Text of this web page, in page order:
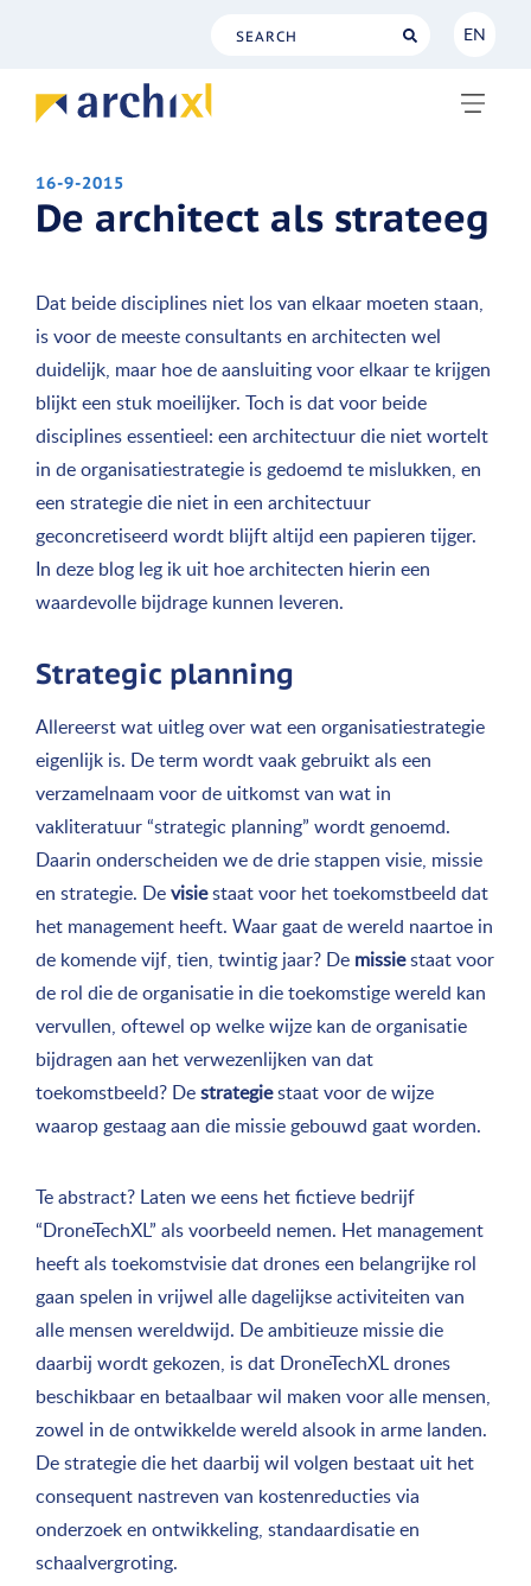
EN
16-9-2015
De architect als strateeg
Dat beide disciplines niet los van elkaar moeten staan,
is voor de meeste consultants en architecten wel
duidelijk, maar hoe de aansluiting voor elkaar te krijgen
blijkt een stuk moeilijker. Toch is dat voor beide
disciplines essentieel: een architectuur die niet wortelt
in de organisatiestrategie is gedoemd te mislukken, en
een strategie die niet in een architectuur
geconcretiseerd wordt blijft altijd een papieren tijger.
In deze blog leg ik uit hoe architecten hierin een
waardevolle bijdrage kunnen leveren.
Strategic planning
Allereerst wat uitleg over wat een organisatiestrategie
eigenlijk is. De term wordt vaak gebruikt als een
verzamelnaam voor de uitkomst van wat in
vakliteratuur “strategic planning” wordt genoemd.
Daarin onderscheiden we de drie stappen visie, missie
en strategie. Devisiestaat voor het toekomstbeeld dat
het management heeft. Waar gaat de wereld naartoe in
de komende vijf, tien, twintig jaar? De missiestaat voor
de rol die de organisatie in die toekomstige wereld kan
vervullen, oftewel op welke wijze kan de organisatie
bijdragen aan het verwezenlijken van dat
toekomstbeeld? Destrategiestaat voor de wijze
waarop gestaag aan die missie gebouwd gaat worden.
Te abstract? Laten we eens het fictieve bedrijf
“DroneTechXL” als voorbeeld nemen. Het management
heeft als toekomstvisie dat drones een belangrijke rol
gaan spelen in vrijwel alle dagelijkse activiteiten van
alle mensen wereldwijd. De ambitieuze missie die
daarbij wordt gekozen, is dat DroneTechXL drones
beschikbaar en betaalbaar wil maken voor alle mensen,
zowel in de ontwikkelde wereld alsook in arme landen.
De strategie die het daarbij wil volgen bestaat uit het
consequent nastreven van kostenreducties via
onderzoek en ontwikkeling, standaardisatie en
schaalvergroting.